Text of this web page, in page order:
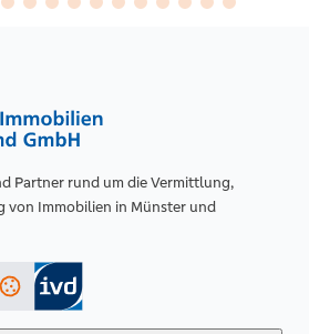
Partner rund um die Vermittlung,
von Immobilien in Münster und